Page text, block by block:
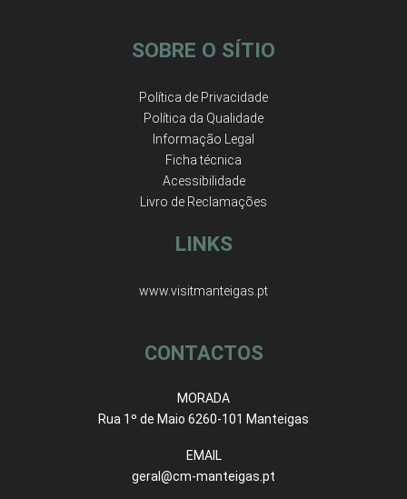
SOBRE O SÍTIO
Política de Privacidade
Política da Qualidade
Informação Legal
Ficha técnica
Acessibilidade
Livro de Reclamações
LINKS
www.visitmanteigas.pt
CONTACTOS
MORADA
Rua 1º de Maio 6260-101 Manteigas
EMAIL
geral@cm-manteigas.pt